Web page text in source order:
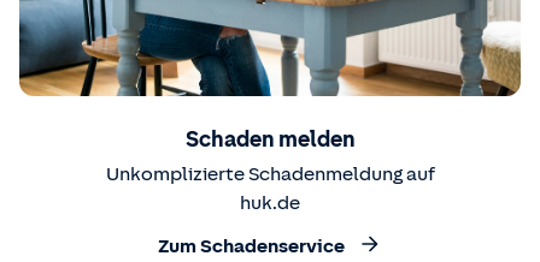
Schaden melden
Unkomplizierte Schadenmeldung auf
huk.de
Zum Schadenservice